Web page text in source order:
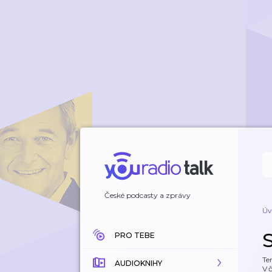
České podcasty a zprávy
PRO TEBE
AUDIOKNIHY
V